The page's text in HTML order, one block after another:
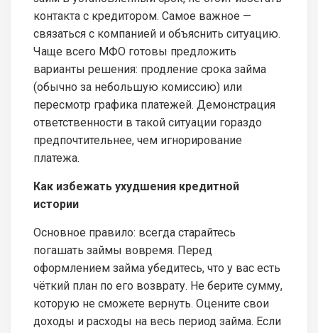
контакта с кредитором. Самое важное —
связаться с компанией и объяснить ситуацию.
Чаще всего МФО готовы предложить
варианты решения: продление срока займа
(обычно за небольшую комиссию) или
пересмотр графика платежей. Демонстрация
ответственности в такой ситуации гораздо
предпочтительнее, чем игнорирование
платежа.
Как избежать ухудшения кредитной
истории
Основное правило: всегда старайтесь
погашать займы вовремя. Перед
оформлением займа убедитесь, что у вас есть
чёткий план по его возврату. Не берите сумму,
которую не сможете вернуть. Оцените свои
доходы и расходы на весь период займа. Если